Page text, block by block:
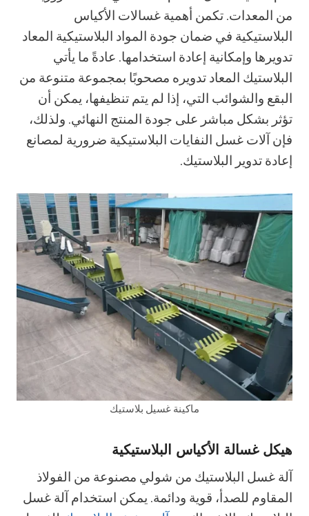
من المعدات. تكمن أهمية غسالات الأكياس
البلاستيكية في ضمان جودة المواد البلاستيكية المعاد
تدويرها وإمكانية إعادة استخدامها. عادةً ما يأتي
البلاستيك المعاد تدويره مصحوبًا بمجموعة متنوعة من
البقع والشوائب التي، إذا لم يتم تنظيفها، يمكن أن
تؤثر بشكل مباشر على جودة المنتج النهائي. ولذلك،
فإن آلات غسل النفايات البلاستيكية ضرورية لمصانع
إعادة تدوير البلاستيك.
ماكينة غسيل بلاستيك
هيكل غسالة الأكياس البلاستيكية
آلة غسل البلاستيك من شولي مصنوعة من الفولاذ
المقاوم للصدأ، قوية ودائمة. يمكن استخدام آلة غسل